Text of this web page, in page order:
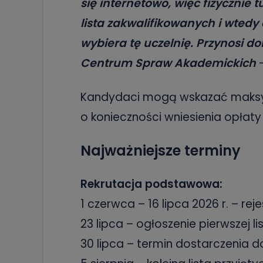
19 dostępu do
sprzeciwu
Do kiedy
Do czasu
Jakie
Przetwarzane
Państwa (lub
oraz partnerzy
Można to
lista zakwalifikowanych i
wybiera tę uczelnię. Przynosi
Centrum Spraw Akademickich
Kandydaci mogą wskazać
o konieczności wniesienia
Najważniejsze terminy
Rekrutacja podstawowa:
1 czerwca – 16 lipca 2026 r. –
23 lipca – ogłoszenie pierwszej
30 lipca – termin dostarczenia